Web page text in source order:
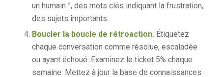
un humain ”, des mots clés indiquant la frustration,
des sujets importants.
Boucler la boucle de rétroaction.Étiquetez
chaque conversation comme résolue, escaladée
ou ayant échoué. Examinez le ticket 5% chaque
semaine. Mettez à jour la base de connaissances